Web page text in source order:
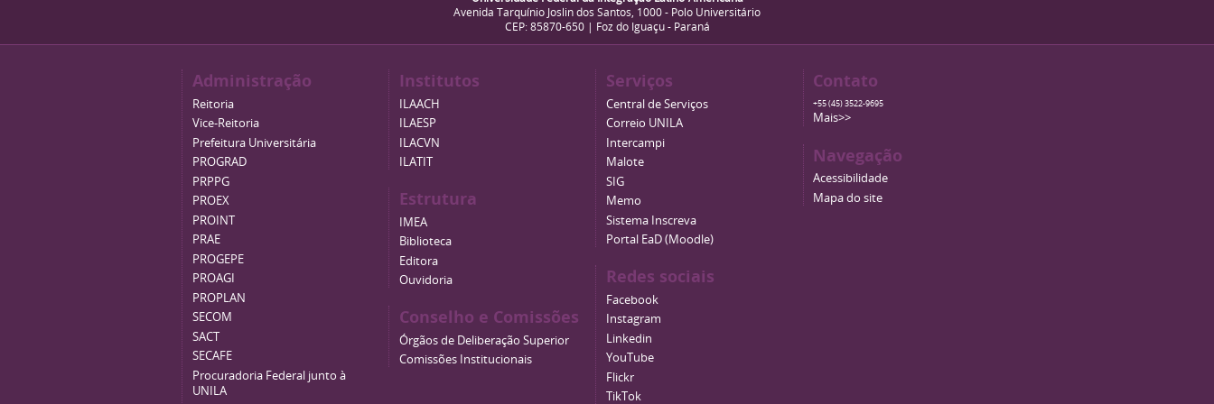
Avenida Tarquínio Joslin dos Santos, 1000 - Polo Universitário
CEP: 85870-650 | Foz do Iguaçu - Paraná
Administração
Reitoria
Vice-Reitoria
Prefeitura Universitária
PROGRAD
PRPPG
PROEX
PROINT
PRAE
PROGEPE
PROAGI
PROPLAN
SECOM
SACT
SECAFE
Procuradoria Federal junto à
UNILA
Institutos
ILAACH
ILAESP
ILACVN
ILATIT
Estrutura
IMEA
Biblioteca
Editora
Ouvidoria
Conselho e Comissões
Órgãos de Deliberação Superior
Comissões Institucionais
Serviços
Central de Serviços
Correio UNILA
Intercampi
Malote
SIG
Memo
Sistema Inscreva
Portal EaD (Moodle)
Redes sociais
Facebook
Instagram
Linkedin
YouTube
Flickr
TikTok
Contato
+55 (45) 3522-9695
Mais>>
Navegação
Acessibilidade
Mapa do site